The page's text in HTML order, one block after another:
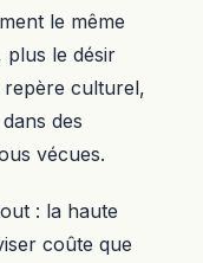
le même
plus le désir
repère culturel,
des
vécues.
: la haute
coûte que